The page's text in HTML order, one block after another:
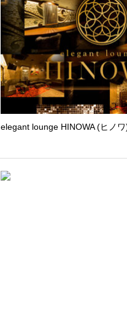
elegant lounge HINOWA (ヒノワ